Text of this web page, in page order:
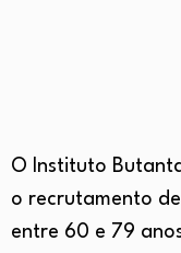
O Instituto
o recrutamento
entre 60 e 79